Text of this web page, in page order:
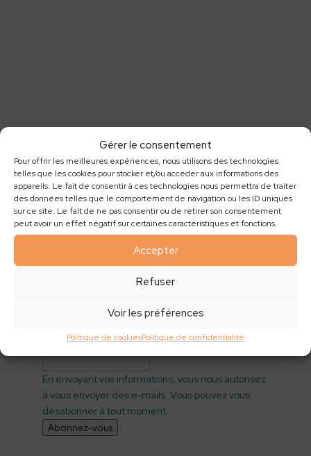
Gérer le consentement
Pour offrir les meilleures expériences, nous utilisons des technologies
telles que les cookies pour stocker et/ou accéder aux informations des
appareils. Le fait de consentir à ces technologies nous permettra de traiter
des données telles que le comportement de navigation ou les ID uniques
sur ce site. Le fait de ne pas consentir ou de retirer son consentement
peut avoir un effet négatif sur certaines caractéristiques et fonctions.
Accepter
Refuser
Voir les préférences
Politique de cookiesPolitique de confidentialité
Inscription à la Newsletter
(obligatoire)
En envoyant vos informations, vous nous autorisez
à vous envoyer des e-mails. Vous pouvez vous
désabonner à tout moment.
Abonnez-vous